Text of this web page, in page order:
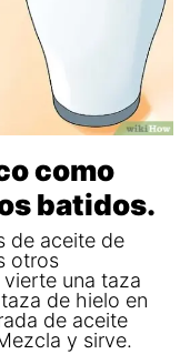
como
batidos.
de aceite de
otros
una taza
de hielo en
de aceite
y sirve.